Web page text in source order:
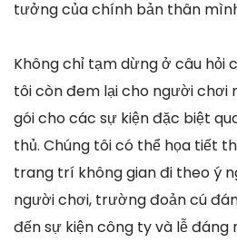
tưởng của chính bản thân
Không chỉ tạm dừng ở câu hỏi
tôi còn đem lại cho người chơi
gói cho các sự kiện đặc biệt
thủ. Chúng tôi có thể họa tiết
trang trí không gian đi theo ý
người chơi, trường đoản cú
đến sự kiện công ty và lễ đáng